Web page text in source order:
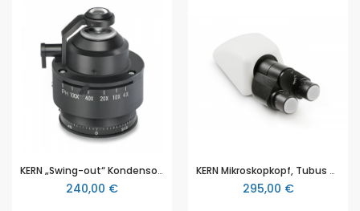
KERN „Swing-out“ Kondensor N.A. 0,9/0,13 zentrierbar (mit Aperturblende) (OBB-A1104)
240,00 €
KERN Mikroskopkopf, Tubus binokular (OBB-A1125)
295,00 €